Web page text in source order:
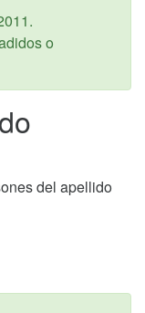
.
o
del apellido